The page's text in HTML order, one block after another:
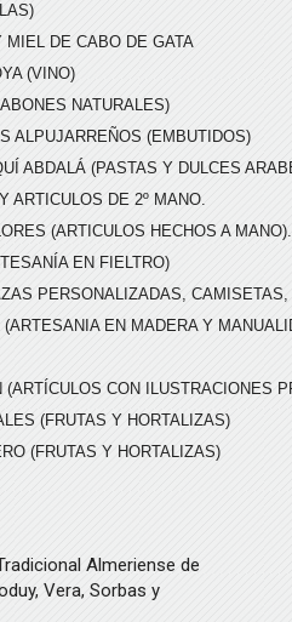
DE CABO DE GATA
(VINO)
NATURALES)
ALPUJARREÑOS (EMBUTIDOS)
ABDALÁ (PASTAS Y DULCES
ARTICULOS DE 2º MANO.
(ARTICULOS HECHOS A MANO).
EN FIELTRO)
PERSONALIZADAS,
EN MADERA Y
CON ILUSTRACIONES
(FRUTAS Y HORTALIZAS)
(FRUTAS Y HORTALIZAS)
Almeriense de
Vera, Sorbas y